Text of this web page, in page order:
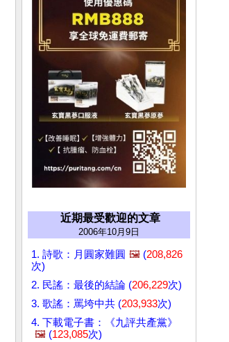
近期最受歡迎的文章
2006年10月9日
1. 詩歌：月圓家難圓 🖼️ (208,826
次)
2. 民謠：最後的結論 (206,229次)
3. 歌謠：罵垮中共 (203,933次)
4. 下載電子書：《九評共產黨》
🖼️ (123,085次)